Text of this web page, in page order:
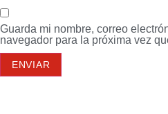
Guarda mi nombre, correo
navegador para la próxima vez